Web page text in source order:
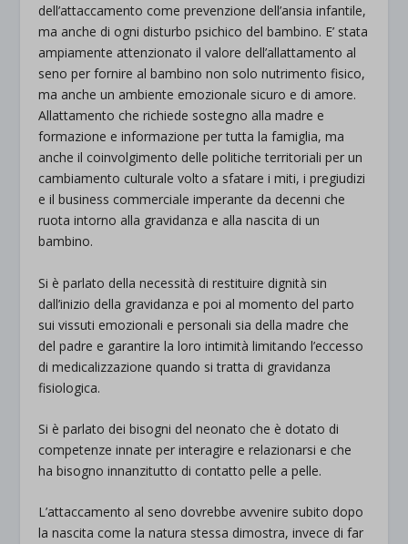
dell’attaccamento come prevenzione dell’ansia infantile,
ma anche di ogni disturbo psichico del bambino. E’ stata
ampiamente attenzionato il valore dell’allattamento al
seno per fornire al bambino non solo nutrimento fisico,
ma anche un ambiente emozionale sicuro e di amore.
Allattamento che richiede sostegno alla madre e
formazione e informazione per tutta la famiglia, ma
anche il coinvolgimento delle politiche territoriali per un
cambiamento culturale volto a sfatare i miti, i pregiudizi
e il business commerciale imperante da decenni che
ruota intorno alla gravidanza e alla nascita di un
bambino.
Si è parlato della necessità di restituire dignità sin
dall’inizio della gravidanza e poi al momento del parto
sui vissuti emozionali e personali sia della madre che
del padre e garantire la loro intimità limitando l’eccesso
di medicalizzazione quando si tratta di gravidanza
fisiologica.
Si è parlato dei bisogni del neonato che è dotato di
competenze innate per interagire e relazionarsi e che
ha bisogno innanzitutto di contatto pelle a pelle.
L’attaccamento al seno dovrebbe avvenire subito dopo
la nascita come la natura stessa dimostra, invece di far